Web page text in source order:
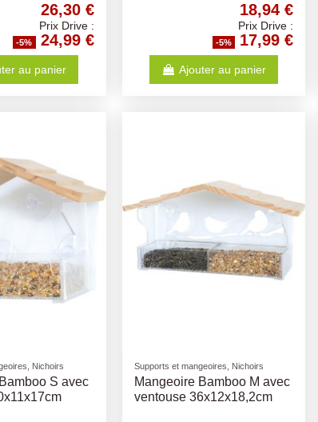
26,30 €
Prix Drive :
-5% 24,99 €
au panier
18,94 €
Prix Drive :
-5% 17,99 €
Ajouter au panier
Nichoirs
S avec
Supports et mangeoires, Nichoirs
Mangeoire Bamboo M avec
ventouse 36x12x18,2cm